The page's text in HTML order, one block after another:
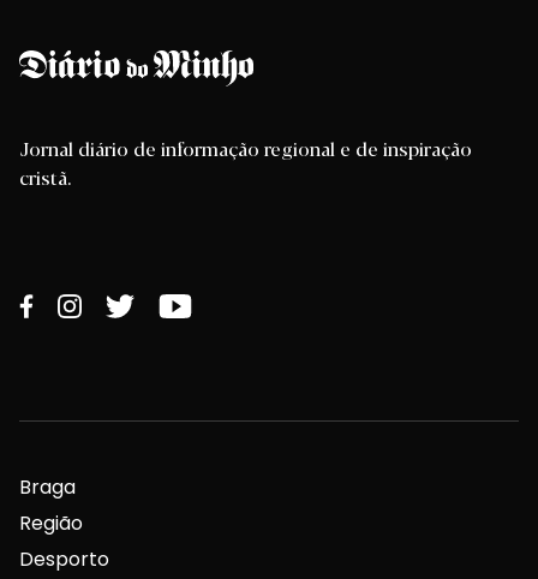
Jornal diário de informação regional e de inspiração
cristã.
Braga
Região
Desporto